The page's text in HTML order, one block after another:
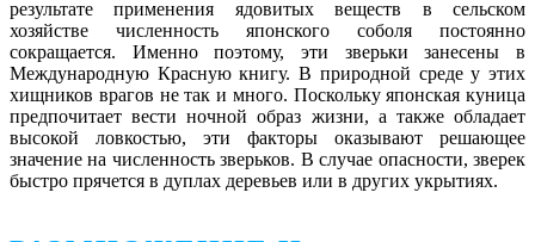
результате применения ядовитых веществ в сельском
хозяйстве численность японского соболя постоянно
сокращается. Именно поэтому, эти зверьки занесены в
Международную Красную книгу. В природной среде у этих
хищников врагов не так и много. Поскольку японская куница
предпочитает вести ночной образ жизни, а также обладает
высокой ловкостью, эти факторы оказывают решающее
значение на численность зверьков. В случае опасности, зверек
быстро прячется в дуплах деревьев или в других укрытиях.